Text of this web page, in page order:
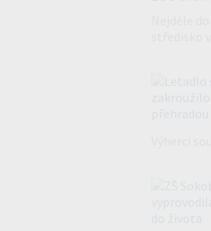
Nejdéle
středisko
Výherci